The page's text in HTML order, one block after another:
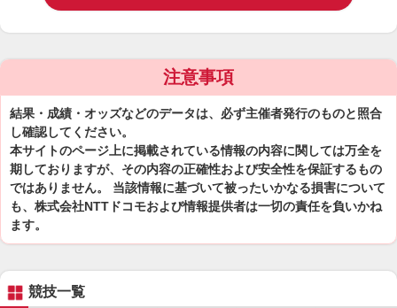
注意事項
結果・成績・オッズなどのデータは、必ず主催者発行のものと照合
し確認してください。
本サイトのページ上に掲載されている情報の内容に関しては万全を
期しておりますが、その内容の正確性および安全性を保証するもの
ではありません。 当該情報に基づいて被ったいかなる損害について
も、株式会社NTTドコモおよび情報提供者は一切の責任を負いかね
ます。
競技一覧